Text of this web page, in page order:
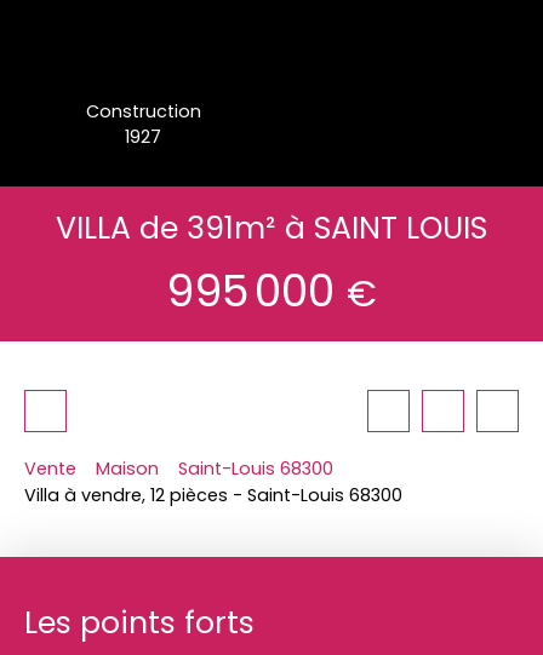
Construction
1927
VILLA de 391m² à SAINT LOUIS
995 000 €
Vente Maison
Saint-Louis 68300
Villa à vendre, 12 pièces - Saint-Louis 68300
Les points forts